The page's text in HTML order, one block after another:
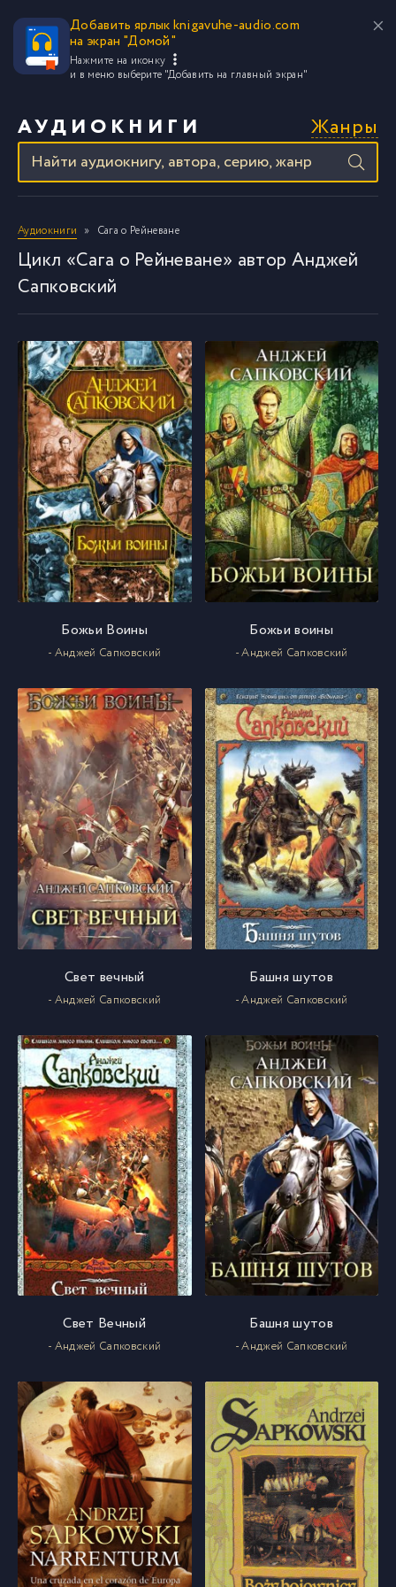
Добавить ярлык knigavuhe-audio.com
на экран "Домой"
Нажмите на иконку
и в меню выберите "Добавить на главный экран"
АУДИОКНИГИ Жанры
Аудиокниги Сага о Рейневане
Цикл «Сага о Рейневане» автор Анджей
Сапковский
Божьи Воины
- Анджей Сапковский
Божьи воины
- Анджей Сапковский
Свет вечный
- Анджей Сапковский
Башня шутов
- Анджей Сапковский
Свет Вечный
- Анджей Сапковский
Башня шутов
- Анджей Сапковский